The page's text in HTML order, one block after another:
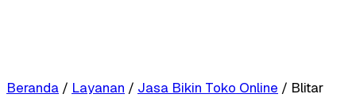
Beranda / Layanan / Jasa Bikin Toko Online / Blitar